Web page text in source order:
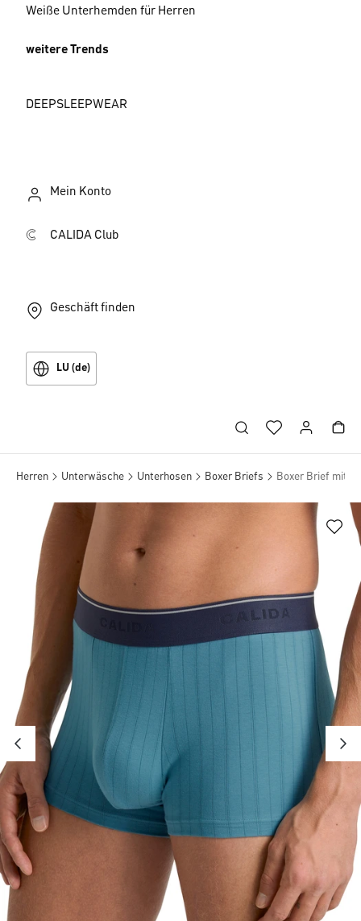
Weiße Unterhemden für Herren
weitere Trends
DEEPSLEEPWEAR
Mein Konto
CALIDA Club
Geschäft finden
LU (de)
Herren Unterwäsche Unterhosen Boxer Briefs Boxer Brief mit